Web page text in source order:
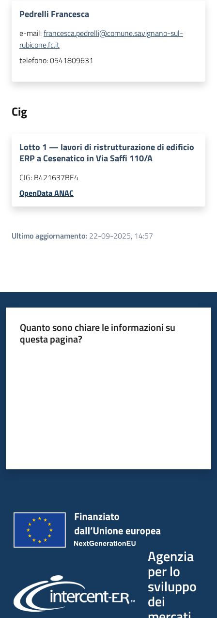
Pedrelli Francesca
e-mail:francesca.pedrelli@comune.savignano-sul-
rubicone.fc.it
telefono:0541809631
Cig
Lotto 1 — lavori di ristrutturazione di edificio
ERP a Cesenatico in Via Saffi 110/A
CIG: B421637BE4
OpenData ANAC
Ultimo aggiornamento: 22-09-2025, 14:57
Quanto sono chiare le informazioni su
questa pagina?
Agenzia
per lo
sviluppo
dei